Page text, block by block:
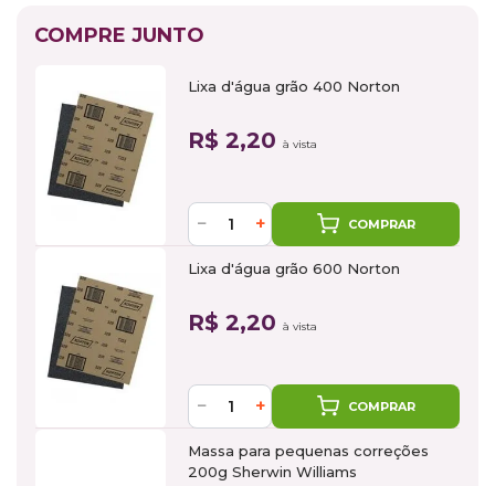
COMPRE JUNTO
Lixa d'água grão 400 Norton
R$ 2,20 à vista
− + COMPRAR
Lixa d'água grão 600 Norton
R$ 2,20 à vista
− + COMPRAR
Massa para pequenas correções
200g Sherwin Williams